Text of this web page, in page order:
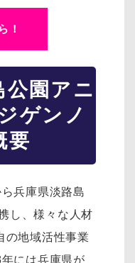
！
公園アニ
ゲンノ
要
兵庫県淡路島
し、様々な人材
の地域活性事業
には兵庫県が